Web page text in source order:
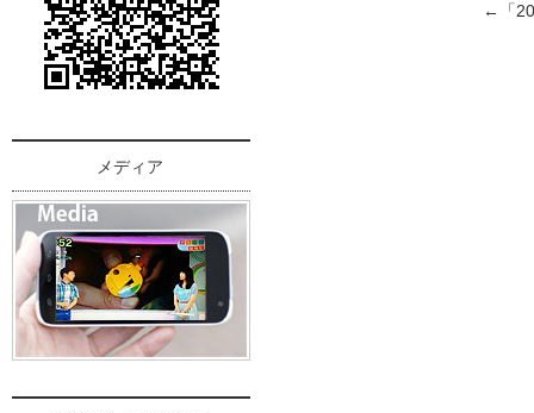
←「
メディア